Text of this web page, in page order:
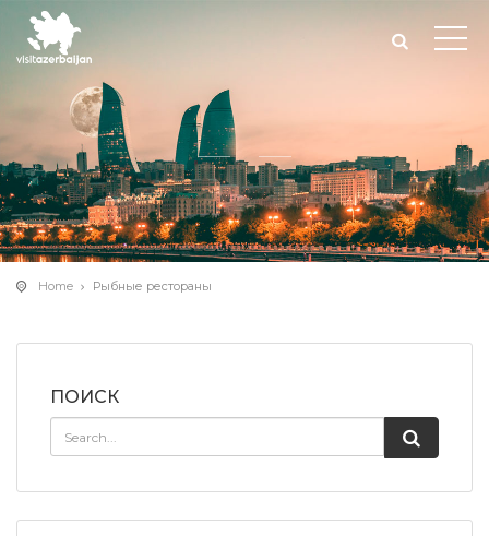
Home Рыбные рестораны
ПОИСК